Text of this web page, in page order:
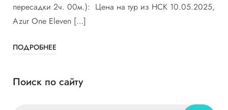
пересадки 2ч. 00м.): Цена на тур из НСК 10.05.2025,
Azur One Eleven […]
ПОДРОБНЕЕ
Поиск по сайту